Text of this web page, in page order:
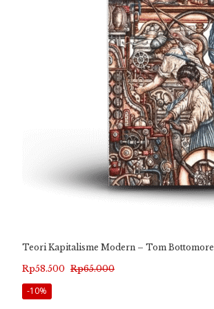
Teori Kapitalisme Modern – Tom Bottomore
Rp65.000
Harga
aslinya
Rp58.500
Harga
saat
-10%